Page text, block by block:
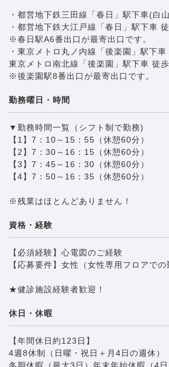
・都営地下鉄三田線「春日」駅下車(白
・都営地下鉄大江戸線「春日」駅下車
※春日駅A6番出口が最寄出口です。
・東京メトロ丸ノ内線「後楽園」駅下
東京メトロ南北線「後楽園」駅下車 徒
※後楽園駅8番出口が最寄出口です。
勤務曜日・時間
▼勤務時間一覧（シフト制で勤務)
【1】7：10～15：55（休憩60分）
【2】7：30～16：15（休憩60分）
【3】7：45～16：30（休憩60分）
【4】7：50～16：35（休憩60分）
※残業はほとんどありません！
資格・経験
【必須経験】心電図のご経験
【応募要件】女性（女性専用フロアでの
★健診施設経験者歓迎！
休日・休暇
【年間休日約123日】
4週8休制（日曜・祝日＋月4日の週休）